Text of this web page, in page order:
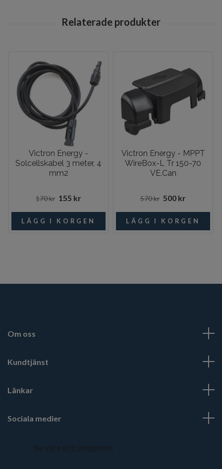
Victron Energy -
Solcellskabel 3 meter, 4
mm2
170 kr 155 kr
Victron Energy - MPPT
WireBox-L Tr 150-70
VE.Can
570 kr 500 kr
Om oss
Kundtjänst
Länkar
Sociala medier